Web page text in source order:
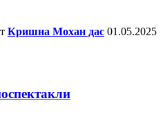
Кришна Мохан дас 01.05.2025